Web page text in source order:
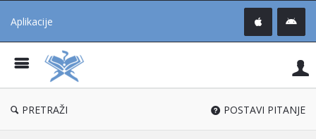
Aplikacije
®
PRETRAŽI POSTAVI PITANJE